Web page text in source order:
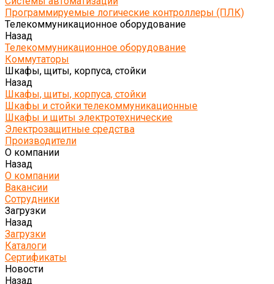
Программируемые логические контроллеры (ПЛК)
Телекоммуникационное оборудование
Назад
Телекоммуникационное оборудование
Коммутаторы
Шкафы, щиты, корпуса, стойки
Назад
Шкафы, щиты, корпуса, стойки
Шкафы и стойки телекоммуникационные
Шкафы и щиты электротехнические
Электрозащитные средства
Производители
О компании
Назад
О компании
Вакансии
Сотрудники
Загрузки
Назад
Загрузки
Каталоги
Сертификаты
Новости
Назад